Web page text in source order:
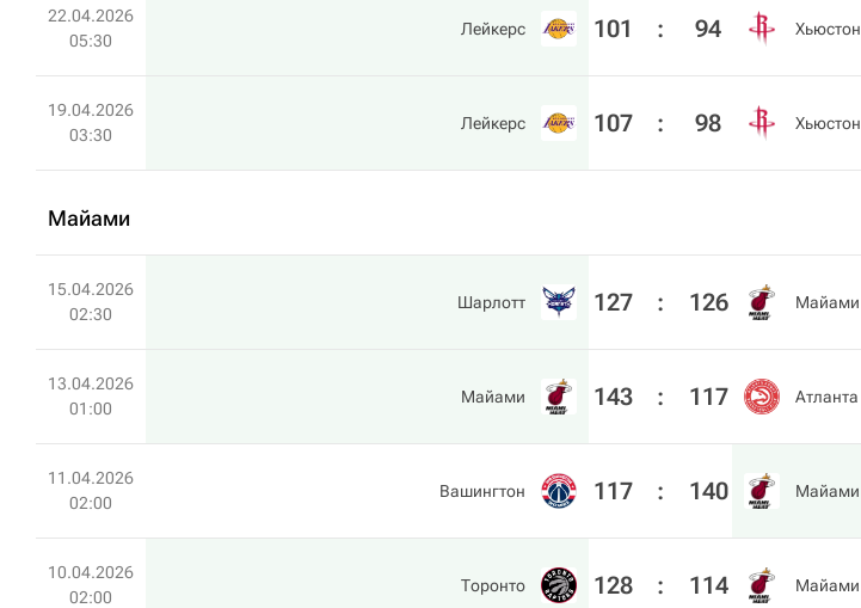
22.04.2026
05:30
Лейкерс 101 : 94 Хьюстон
19.04.2026
03:30
Лейкерс 107 : 98 Хьюстон
Майами
15.04.2026
02:30
Шарлотт 127 : 126 Майами
13.04.2026
01:00
Майами 143 : 117 Атланта
11.04.2026
02:00
Вашингтон 117 : 140 Майами
10.04.2026
02:00
Торонто 128 : 114 Майами